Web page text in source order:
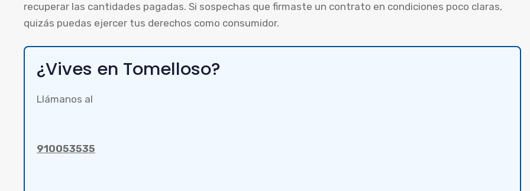
recuperar las cantidades pagadas. Si sospechas que firmaste un contrato en condiciones poco claras,
quizás puedas ejercer tus derechos como consumidor.
¿Vives en Tomelloso?
Llámanos al
910053535